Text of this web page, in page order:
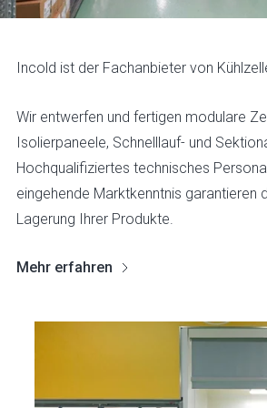
Incold ist der Fachanbieter von
Wir entwerfen und fertigen modulare
Isolierpaneele, Schnelllauf- und
Hochqualifiziertes technisches
eingehende Marktkenntnis garantieren
Lagerung Ihrer Produkte.
Mehr erfahren